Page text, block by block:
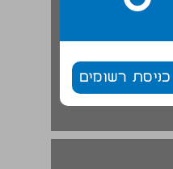
כניסת רשומים